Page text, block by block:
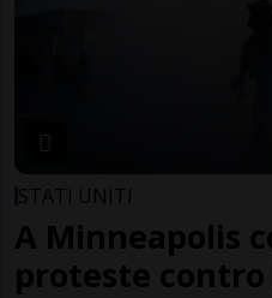
STATI UNITI
A Minneapolis
proteste contro